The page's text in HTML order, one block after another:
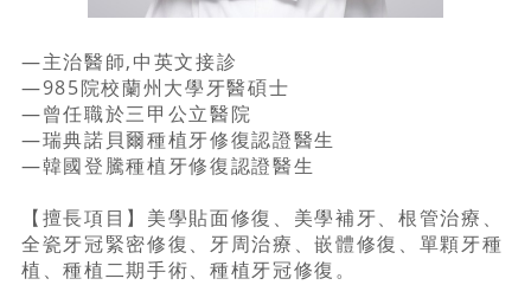
—主治醫師,中英文接診
—985院校蘭州大學牙醫碩士
—曾任職於三甲公立醫院
—瑞典諾貝爾種植牙修復認證醫生
—韓國登騰種植牙修復認證醫生
【擅長項目】美學貼面修復、美學補牙、根管治療、
全瓷牙冠緊密修復、牙周治療、嵌體修復、單顆牙種
植、種植二期手術、種植牙冠修復。